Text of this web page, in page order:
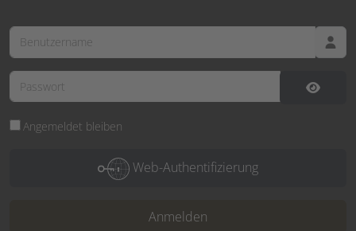
Passwort
Angemeldet bleiben
Web-Authentifizierung
Anmelden